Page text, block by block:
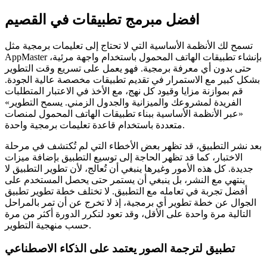
افضل مبرمج تطبيقات في القصيم
تسمح لك الأنظمة الأساسية التي لا تحتاج إلى تعليمات برمجية مثل
AppMaster بإنشاء تطبيقات الهاتف المحمول باستخدام واجهة مرئية،
حتى بدون أي معرفة برمجية. فهو يعمل على تسريع وقت التطوير
بشكل كبير مع الاستمرار في تقديم تطبيقات مخصصة عالية الجودة.
قم بموازنة مزايا وقيود كل نهج، مع الأخذ في الاعتبار المتطلبات
الفريدة لمشروعك والميزانية والجدول الزمني. يسمح التطوير»
«عبر الأنظمة الأساسية ببناء تطبيقات الهاتف المحمول لمنصات
متعددة باستخدام قاعدة تعليمات برمجية واحدة.
بعد نشر التطبيق، قد تظهر بعض الأخطاء التي لم تُكتشف في مرحلة
الاختبار، كما قد تظهر الحاجة إلى توسيع التطبيق بإضافة ميزات
جديدة. كل هذه الأمور وغيرها ينبغي أن تُعالج، لأن تطوير التطبيق لا
ينتهي مع النشر، بل ينبغي أن يستمر حتى يحصل المستخدم على
أفضل تجربة في تعامله مع التطبيق. لا تختلف خطة تطوير تطبيق
الجوال عن خطة تطوير أي برمجية، إذ لا تخرج عن أن تمر بالمراحل
التالية مرة واحدة على الأقل، وقد تعود لتكرر الدورة أكثر من مرة
حسب منهجية التطوير.
تطبيق لترجمة الصور يعتمد على الذكاء الاصطناعي